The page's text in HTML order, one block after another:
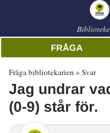
FRÅGA
Fråga bibliotekarien Svar
Jag undrar
(0-9) står för.